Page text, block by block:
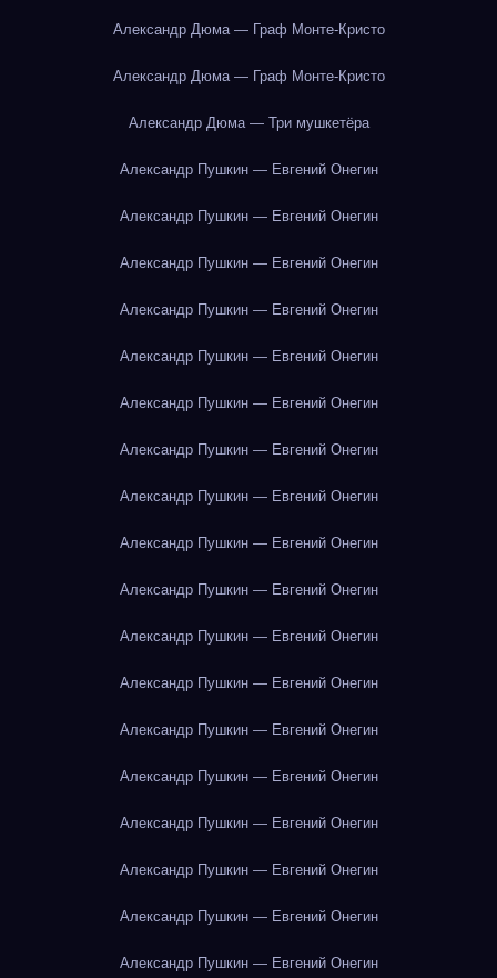
Александр Дюма — Граф Монте-Кристо
Александр Дюма — Граф Монте-Кристо
Александр Дюма — Три мушкетёра
Александр Пушкин — Евгений Онегин
Александр Пушкин — Евгений Онегин
Александр Пушкин — Евгений Онегин
Александр Пушкин — Евгений Онегин
Александр Пушкин — Евгений Онегин
Александр Пушкин — Евгений Онегин
Александр Пушкин — Евгений Онегин
Александр Пушкин — Евгений Онегин
Александр Пушкин — Евгений Онегин
Александр Пушкин — Евгений Онегин
Александр Пушкин — Евгений Онегин
Александр Пушкин — Евгений Онегин
Александр Пушкин — Евгений Онегин
Александр Пушкин — Евгений Онегин
Александр Пушкин — Евгений Онегин
Александр Пушкин — Евгений Онегин
Александр Пушкин — Евгений Онегин
Александр Пушкин — Евгений Онегин